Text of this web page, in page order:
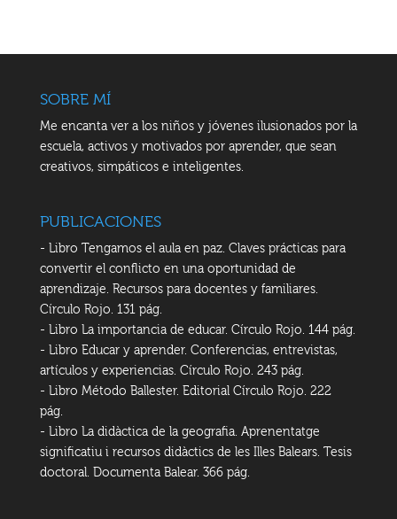
SOBRE MÍ
Me encanta ver a los niños y jóvenes ilusionados por la
escuela, activos y motivados por aprender, que sean
creativos, simpáticos e inteligentes.
PUBLICACIONES
- Libro Tengamos el aula en paz. Claves prácticas para
convertir el conflicto en una oportunidad de
aprendizaje. Recursos para docentes y familiares.
Círculo Rojo. 131 pág.
- Libro La importancia de educar. Círculo Rojo. 144 pág.
- Libro Educar y aprender. Conferencias, entrevistas,
artículos y experiencias. Círculo Rojo. 243 pág.
- Libro Método Ballester. Editorial Círculo Rojo. 222
pág.
- Libro La didàctica de la geografia. Aprenentatge
significatiu i recursos didàctics de les Illes Balears. Tesis
doctoral. Documenta Balear. 366 pág.